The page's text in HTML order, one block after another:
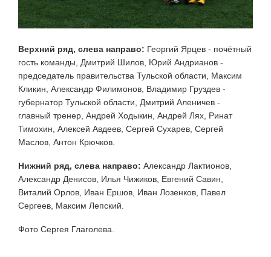
Верхний ряд, слева направо: Георгий Ярцев - почётный
гость команды, Дмитрий Шилов, Юрий Андрианов -
председатель правительства Тульской области, Максим
Кликин, Александр Филимонов, Владимир Груздев -
губернатор Тульской области, Дмитрий Аленичев -
главный тренер, Андрей Ходыкин, Андрей Лях, Ринат
Тимохин, Алексей Авдеев, Сергей Сухарев, Сергей
Маслов, Антон Крючков.
Нижний ряд, слева направо: Александр Лактионов,
Александр Денисов, Илья Чижиков, Евгений Савин,
Виталий Орлов, Иван Ершов, Иван Лозенков, Павел
Сергеев, Максим Лепский.
Фото Сергея Глаголева.